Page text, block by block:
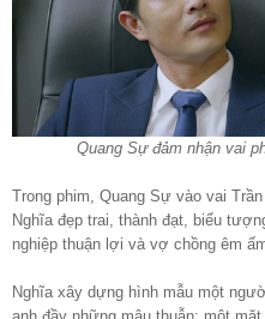
Quang Sự đảm nhận vai
Trong phim, Quang Sự vào vai
Nghĩa đẹp trai, thành đạt, biểu
nghiệp thuận lợi và vợ chồng êm
Nghĩa xây dựng hình mẫu một